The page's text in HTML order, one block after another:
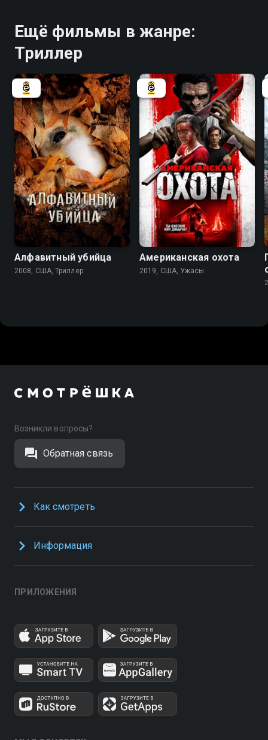
Ещё фильмы в жанре:
Триллер
5.3 5.2
Алфавитный убийца
2008, США, Триллер
4.2
Американская охота
2019, США, Ужасы
Возникли вопросы?
Обратная связь
Как смотреть
Информация
ПРИЛОЖЕНИЯ